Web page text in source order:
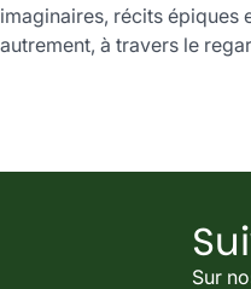
imaginaires, récits épiques
autrement, à travers le
Sur